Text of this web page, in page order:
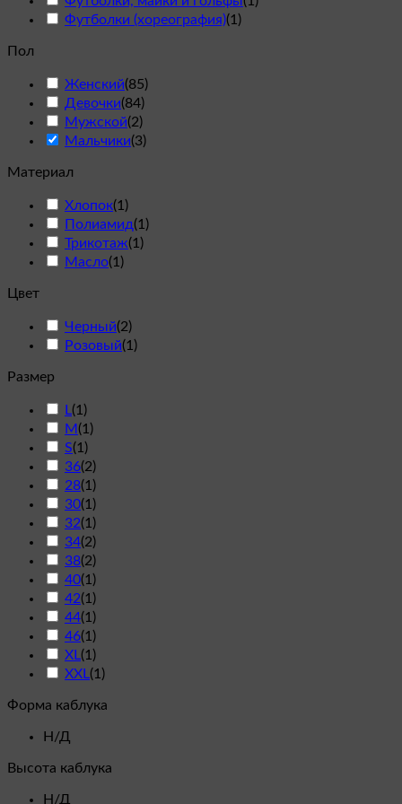
Футболки (хореография)(1 )
Пол
Женский(85)
Девочки(84)
Мужской(2)
Мальчики(3)
Материал
Хлопок(1 )
Полиамид(1 )
Трикотаж(1 )
Масло(1 )
Цвет
Черный(2)
Розовый(1 )
Размер
L(1 )
M (1 )
S(1 )
36(2)
28(1 )
30(1 )
32(1 )
34(2)
38(2)
40(1 )
42(1 )
44(1 )
46(1 )
XL(1 )
XXL(1 )
Форма каблука
Н/Д
Высота каблука
Н/Д